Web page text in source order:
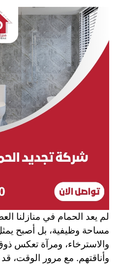
لم يعد الحمام في منازلنا
مساحة وظيفية، بل أصبح
والاسترخاء، ومرآة تعكس
وأناقتهم. مع مرور الوقت،